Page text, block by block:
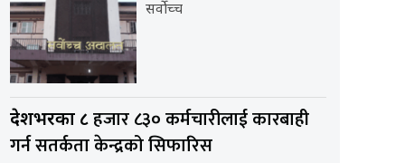
सर्वोच्च
देशभरका ८हजार ८३० कर्मचारीलाई कारबाही
गर्न सतर्कता केन्द्रको सिफारिस